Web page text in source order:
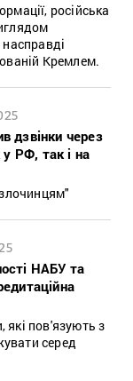
російська
Кремлем.
дзвінки через
РФ, так і на
НАБУ та
пов'язують з
серед